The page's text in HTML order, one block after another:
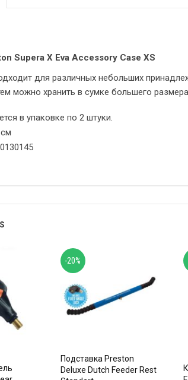
Supera X Eva Accessory Case XS
для различных небольших
можно хранить в сумке большего
в упаковке по 2 штуки.
Подставка Preston
Deluxe Dutch Feeder Rest
-20%